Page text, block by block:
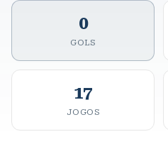
0
GOLS
17
JOGOS